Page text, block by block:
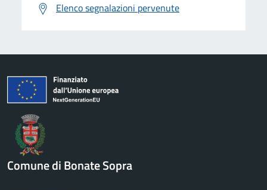
Elenco segnalazioni pervenute
Comune di Bonate Sopra